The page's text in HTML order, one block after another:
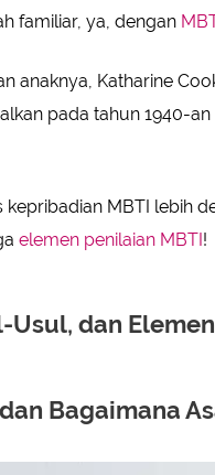
familiar, ya, dengan
anaknya, Katharine
pada tahun 1940-
MBTI lebih
elemen penilaian MBTI!
Usul, dan
Bagaimana